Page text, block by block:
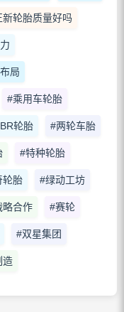
新轮胎质量好吗
局
#乘用车轮胎
轮胎 #两轮车胎
#特种轮胎
轮胎 #绿动工坊
略合作 #赛轮
#双星集团
造